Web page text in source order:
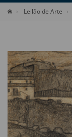
Leilão de Arte